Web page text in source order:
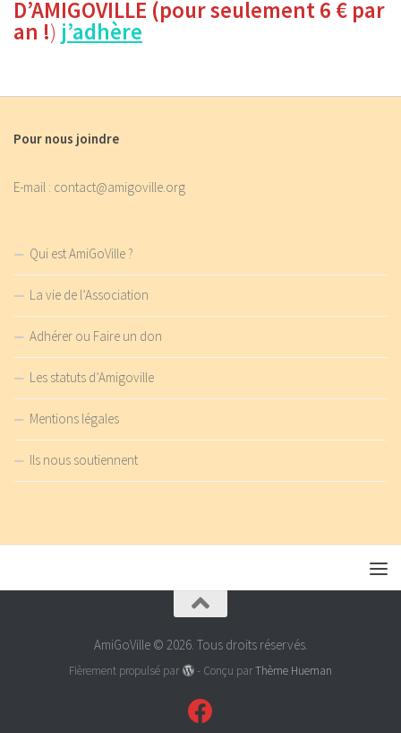
D’AMIGOVILLE (pour seulement 6 € par
an !) j’adhère
Pour nous joindre
E-mail : contact@amigoville.org
Qui est AmiGoVille ?
La vie de l’Association
Adhérer ou Faire un don
Les statuts d’Amigoville
Mentions légales
Ils nous soutiennent
AmiGoVille © 2026. Tous droits réservés.
Fièrement propulsé par - Conçu parThème Hueman